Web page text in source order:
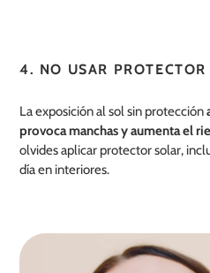
4. NO USAR PROTECTOR
La exposición al sol sin protección
provoca manchas y aumenta el
olvides aplicar protector solar,
día en interiores.